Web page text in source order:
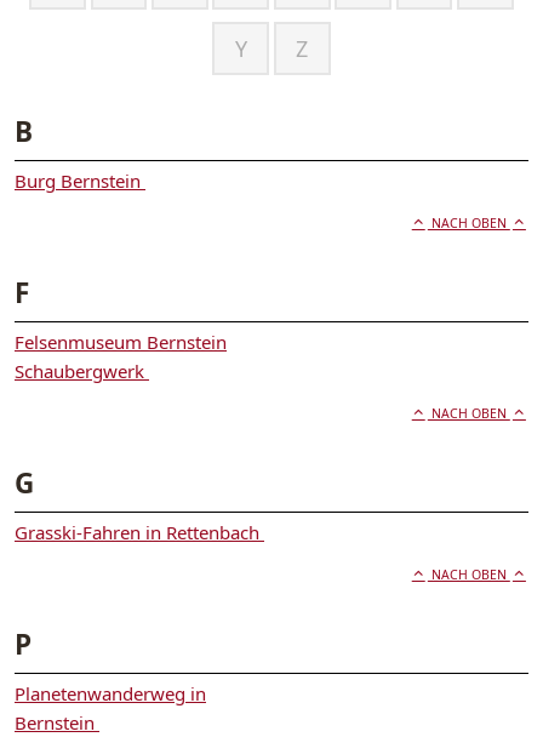
Y Z
B
Burg Bernstein
NACH OBEN
F
Felsenmuseum Bernstein
Schaubergwerk
NACH OBEN
G
Grasski-Fahren in Rettenbach
NACH OBEN
P
Planetenwanderweg in
Bernstein